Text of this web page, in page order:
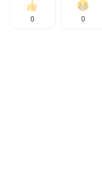
0 0